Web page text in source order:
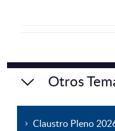
Otros
Claustro Pleno